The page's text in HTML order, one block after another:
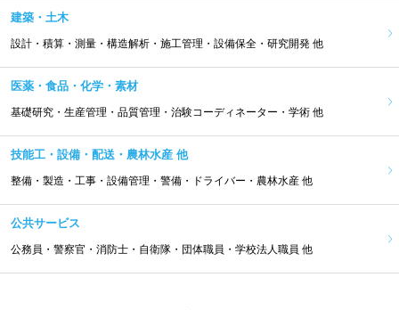
建築・土木
設計・積算・測量・構造解析・施工管理・設備保全・研究開発 他
医薬・食品・化学・素材
基礎研究・生産管理・品質管理・治験コーディネーター・学術 他
技能工・設備・配送・農林水産 他
整備・製造・工事・設備管理・警備・ドライバー・農林水産 他
公共サービス
公務員・警察官・消防士・自衛隊・団体職員・学校法人職員 他